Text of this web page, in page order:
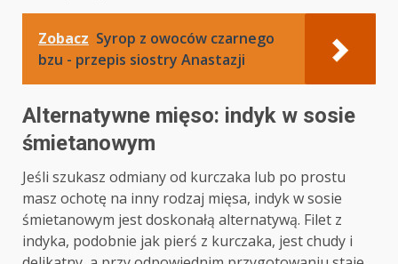
Zobacz Syrop z owoców czarnego
bzu - przepis siostry Anastazji
Alternatywne mięso: indyk w sosie
śmietanowym
Jeśli szukasz odmiany od kurczaka lub po prostu
masz ochotę na inny rodzaj mięsa, indyk w sosie
śmietanowym jest doskonałą alternatywą. Filet z
indyka, podobnie jak pierś z kurczaka, jest chudy i